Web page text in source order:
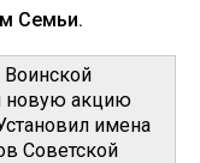
Семьи.
новую акцию
имена
Советской